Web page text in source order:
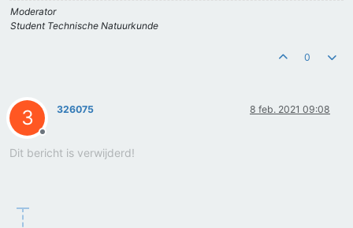
Moderator
Student Technische Natuurkunde
0
3
Offline
326075 8 feb. 2021 09:08
Dit bericht is verwijderd!